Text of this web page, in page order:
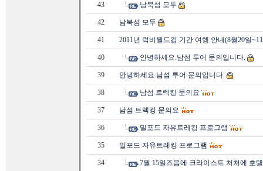
43 남북섬 모두
42 남북섬 모두
41 2011년 럭비월드컵 기간 여행 안내(8월20일
40 안녕하세요.남섬 투어 문의입니다.
39 안녕하세요.남섬 투어 문의입니다.
38 남섬 트렉킹 문의요
37 남섬 트렉킹 문의요
36 밀포드 자유트레킹 프로그램
35 밀포드 자유트레킹 프로그램
34 7월 15일즈음에 크라이스트 처처에 호